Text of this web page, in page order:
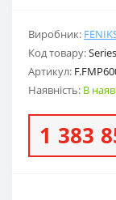
Виробник:
Код товару:
Артикул:
Наявність: В
1 383